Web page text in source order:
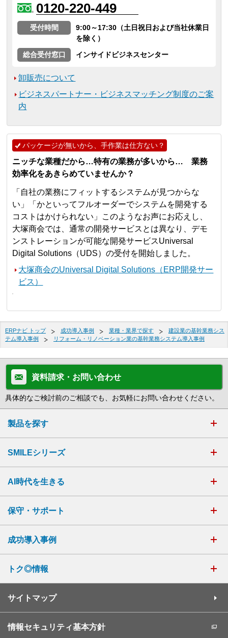
0120-220-449
受付時間
9:00～17:30（土日祝日および当社休業日
を除く）
総合受付窓口
インサイドビジネスセンター
卸販売について
ビジネスパートナー・ビジネスマッチング制度のご案
内
パッケージが無いから、手作業は仕方ない？
ニッチな業種だから…特有の業務が多いから… 業務
効率化をあきらめていませんか？
「自社の業務にフィットするシステムが見つからな
い」「かといってフルオーダーでシステムを開発する
コストはかけられない」このようなお声にお応えし、
大塚商会では、通常の開発サービスとは異なり、デモ
ンストレーションが可能な開発サービスUniversal
Digital Solutions（UDS）の受付を開始しました。
大塚商会のUniversal Digital Solutions（ERP開発サー
ビス）
ERPナビ トップ 成功導入事例 業種・業界で探す
建設業の基幹業務シス
テム導入事例
リフォーム・リノベーション業の基幹業務システム導入事例
資料請求・お問い合わせ
具体的なご検討前のご相談でも、お気軽にお問い合わせください。
製品を探す
SMILEシリーズ
AI時代を生きる
保守・サポート
成功導入事例
トク◎情報
サイトマップ
情報セキュリティ基本方針